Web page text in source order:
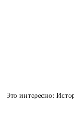
Это интересно: